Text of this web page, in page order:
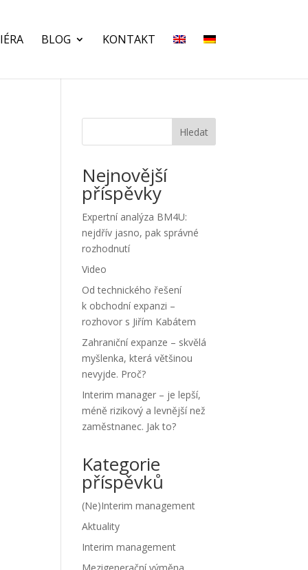
BLOG KONTAKT
Hledat
Nejnovější
příspěvky
Expertní analýza BM4U:
nejdřív jasno, pak správné
rozhodnutí
Video
Od technického řešení
k obchodní expanzi –
rozhovor s Jiřím Kabátem
Zahraniční expanze – skvělá
myšlenka, která většinou
nevyjde. Proč?
Interim manager – je lepší,
méně rizikový a levnější než
zaměstnanec. Jak to?
Kategorie
příspěvků
(Ne)Interim management
Aktuality
Interim management